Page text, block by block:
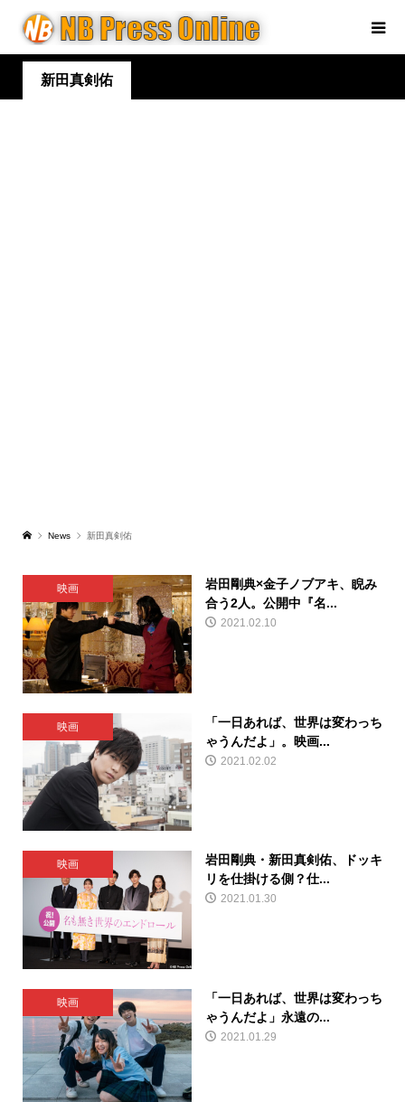
新田真剣佑
News 新田真剣佑
映画
岩田剛典×金子ノブアキ、睨み
合う2人。公開中『名...
2021.02.10
映画
「一日あれば、世界は変わっち
ゃうんだよ」。映画...
2021.02.02
映画
岩田剛典・新田真剣佑、ドッキ
リを仕掛ける側？仕...
2021.01.30
映画
「一日あれば、世界は変わっち
ゃうんだよ」永遠の...
2021.01.29